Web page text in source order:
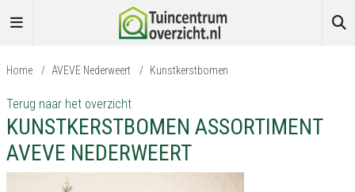
Home / AVEVE Nederweert / Kunstkerstbomen
Terug naar het overzicht
KUNSTKERSTBOMEN ASSORTIMENT
AVEVE NEDERWEERT